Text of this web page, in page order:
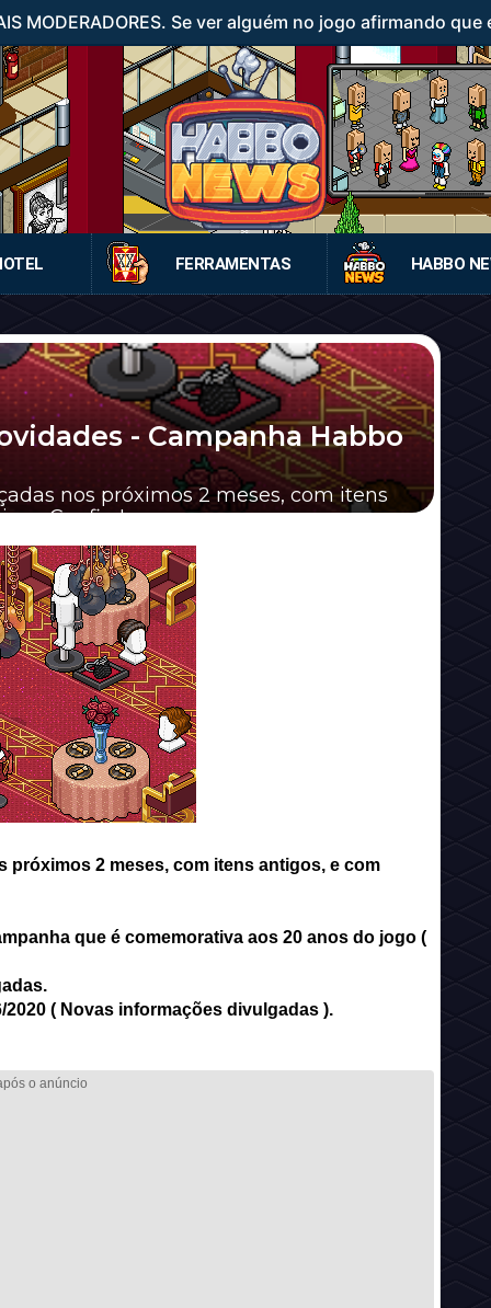
MODERADORES. Se ver alguém no jogo afirmando
FERRAMENTAS HABBO
- Campanha Habbo
nos próximos 2 meses, com itens
Confira!
2 meses, com itens antigos, e com
que é comemorativa aos 20 anos do jogo (
( Novas informações divulgadas ).